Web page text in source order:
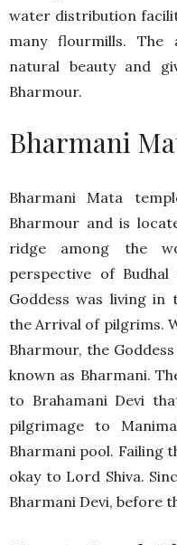
water distribution
many flourmills. The
natural beauty and
Bharmour.
Bharmani
Bharmani Mata
Bharmour and is
ridge among the
perspective of
Goddess was living in
the Arrival of pilgrims.
Bharmour, the
known as Bharmani.
to Brahamani Devi
pilgrimage to
Bharmani pool. Failing
okay to Lord Shiva.
Bharmani Devi, before